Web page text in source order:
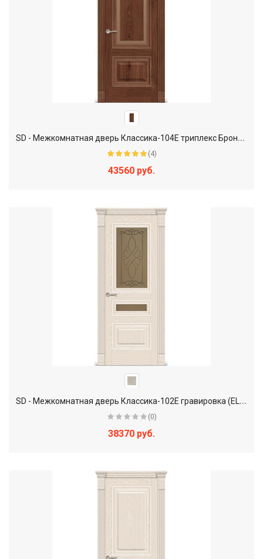
S
D - Межкомнатная дверь Классика-104Е триплекс Бронза (EL-EL.4)
(4)
43560 руб.
S
D - Межкомнатная дверь Классика-102Е гравировка (EL-EL.2)
(0)
38370 руб.